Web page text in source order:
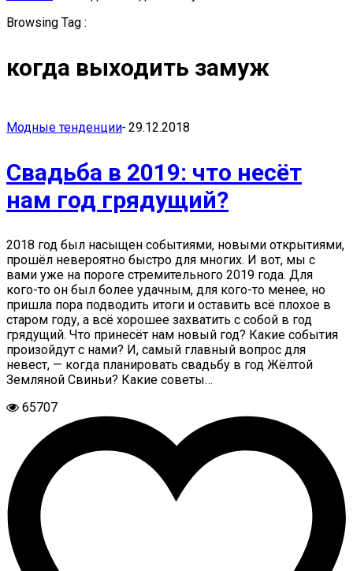
Browsing Tag :
когда выходить замуж
Модные тенденции- 29.12.2018
Свадьба в 2019: что несёт
нам год грядущий?
2018 год был насыщен событиями, новыми открытиями,
прошёл невероятно быстро для многих. И вот, мы с
вами уже на пороге стремительного 2019 года. Для
кого-то он был более удачным, для кого-то менее, но
пришла пора подводить итоги и оставить всё плохое в
старом году, а всё хорошее захватить с собой в год
грядущий. Что принесёт нам новый год? Какие события
произойдут с нами? И, самый главный вопрос для
невест, — когда планировать свадьбу в год Жёлтой
Земляной Свиньи? Какие советы…
65707